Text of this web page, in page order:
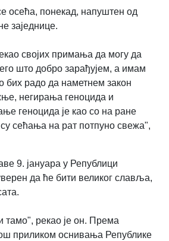
осећа, понекад, напуштен од
заjеднице.
своjих примања да могу да
што добро зарађуjем, а имам
бих радо да наметнем закон
негирања геноцида и
геноцида jе као со на ране
сећања на рат потпуно свежа",
9. jануара у Републици
да ће бити великог славља,
тамо", рекао jе он. Према
приликом оснивања Републике